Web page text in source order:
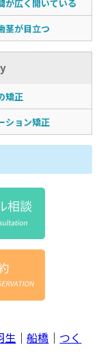
が広く開いている
茎が目立つ
矯正
ション矯正
生 ｜船橋 ｜ つく